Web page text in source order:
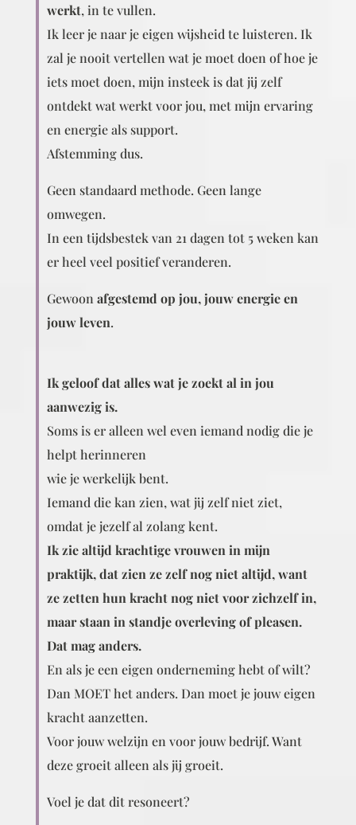
werkt, in te vullen.
Ik leer je naar je eigen wijsheid te luisteren. Ik
zal je nooit vertellen wat je moet doen of hoe je
iets moet doen, mijn insteek is dat jij zelf
ontdekt wat werkt voor jou, met mijn ervaring
en energie als support.
Afstemming dus.
Geen standaard methode. Geen lange
omwegen.
In een tijdsbestek van 21 dagen tot 5 weken kan
er heel veel positief veranderen.
Gewoon afgestemd op jou, jouw energie en
jouw leven.
Ik geloof dat alles wat je zoekt al in jou
aanwezig is.
Soms is er alleen wel even iemand nodig die je
helpt herinneren
wie je werkelijk bent.
Iemand die kan zien, wat jij zelf niet ziet,
omdat je jezelf al zolang kent.
Ik zie altijd krachtige vrouwen in mijn
praktijk, dat zien ze zelf nog niet altijd, want
zezetten hun kracht nog niet voor zichzelf in,
maar staan in standje overleving of pleasen.
Dat mag anders.
En als je een eigen onderneming hebt of wilt?
Dan MOET het anders. Dan moet je jouw eigen
kracht aanzetten.
Voor jouw welzijn en voor jouw bedrijf. Want
deze groeit alleen als jij groeit.
Voel je dat dit resoneert?